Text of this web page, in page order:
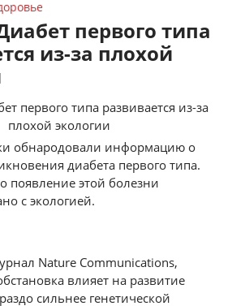
первого типа
из-за плохой
обнародовали информацию о
диабета первого типа.
появление этой болезни
с экологией.
Nature Communications,
влияет на развитие
сильнее генетической